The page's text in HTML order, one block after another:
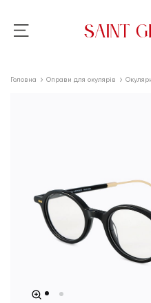
Головна Оправи для окулярів